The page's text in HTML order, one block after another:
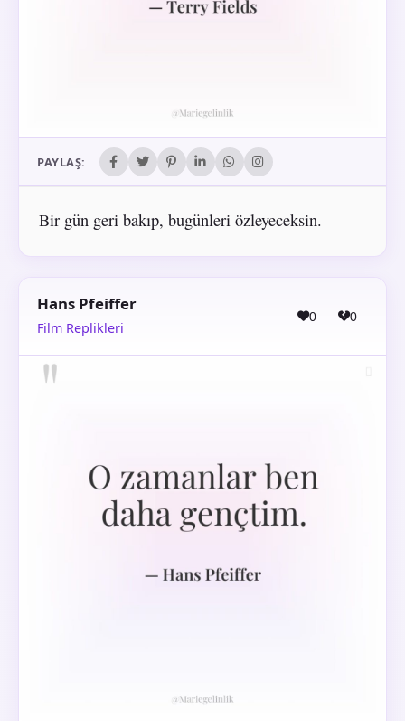
PAYLAŞ:
Bir gün geri bakıp, bugünleri özleyeceksin.
Hans Pfeiffer
Film Replikleri
0 0